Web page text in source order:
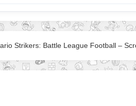
Strikers: Battle League Football –